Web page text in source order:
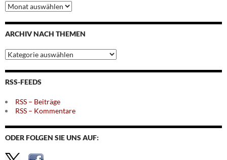
Archiv
nach
Monaten
ARCHIV NACH THEMEN
Archiv
nach
Themen
RSS-FEEDS
RSS – Beiträge
RSS – Kommentare
ODER FOLGEN SIE UNS AUF: